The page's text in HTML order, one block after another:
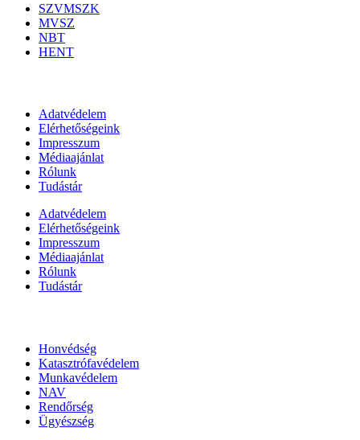
SZVMSZK
MVSZ
NBT
HENT
Adatvédelem
Elérhetőségeink
Impresszum
Médiaajánlat
Rólunk
Tudástár
Adatvédelem
Elérhetőségeink
Impresszum
Médiaajánlat
Rólunk
Tudástár
Honvédség
Katasztrófavédelem
Munkavédelem
NAV
Rendőrség
Ügyészség